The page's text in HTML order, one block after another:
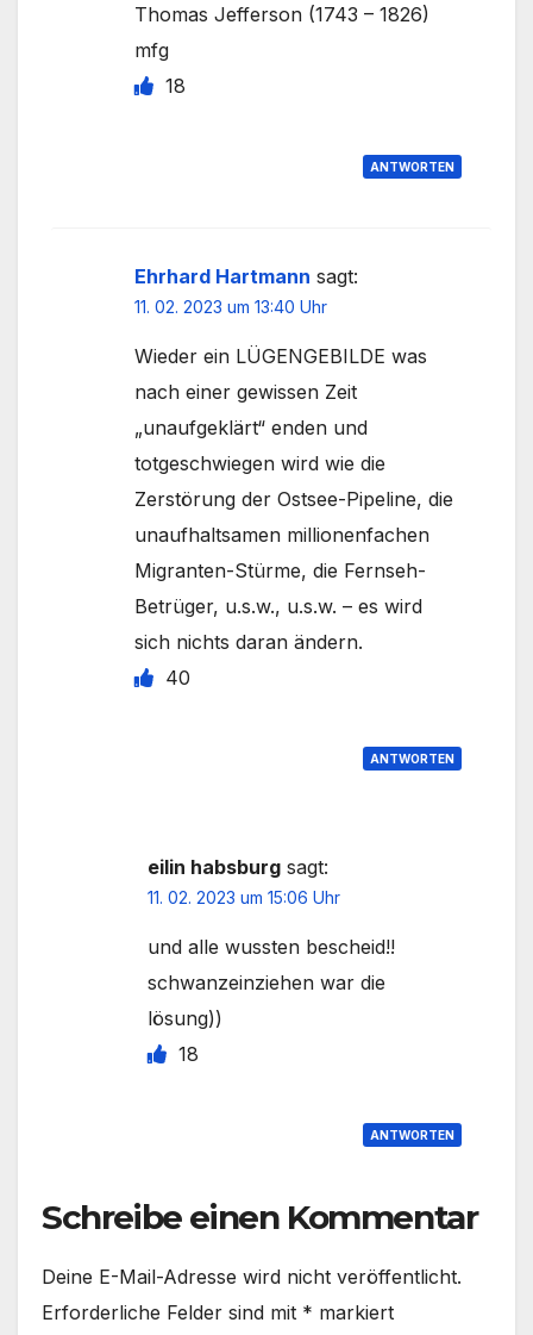
Thomas Jefferson (1743 – 1826)
mfg
18
ANTWORTEN
Ehrhard Hartmann sagt:
11. 02. 2023 um 13:40 Uhr
Wieder ein LÜGENGEBILDE was
nach einer gewissen Zeit
„unaufgeklärt“ enden und
totgeschwiegen wird wie die
Zerstörung der Ostsee-Pipeline, die
unaufhaltsamen millionenfachen
Migranten-Stürme, die Fernseh-
Betrüger, u.s.w., u.s.w. – es wird
sich nichts daran ändern.
40
ANTWORTEN
eilin habsburg sagt:
11. 02. 2023 um 15:06 Uhr
und alle wussten bescheid!!
schwanzeinziehen war die
lösung))
18
ANTWORTEN
Schreibe einen Kommentar
Deine E-Mail-Adresse wird nicht veröffentlicht.
Erforderliche Felder sind mit * markiert